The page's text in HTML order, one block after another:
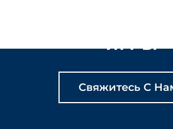
ИГРЫ
Свяжитесь С